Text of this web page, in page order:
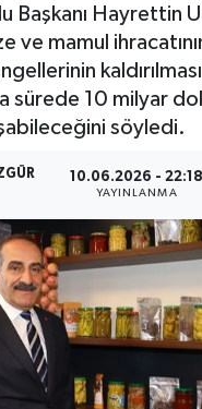
Başkanı Hayrettin
ve mamul
sürede 10 milyar
söyledi.
10.06.2026 - 22:18
YAYINLANMA
- Sanat - Turizm